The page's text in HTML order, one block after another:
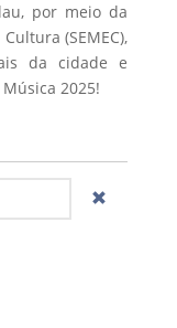
por meio da
(SEMEC),
da cidade e
2025!